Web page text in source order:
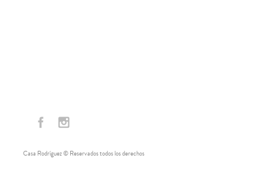
Casa Rodríguez © Reservados todos los derechos